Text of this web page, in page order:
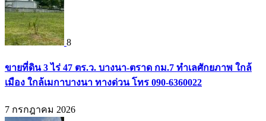
8
ขายที่ดิน 3 ไร่ 47 ตร.ว. บางนา-ตราด กม.7 ทำเลศักยภาพ ใกล้
เมือง ใกล้เมกาบางนา ทางด่วน โทร 090-6360022
7 กรกฎาคม 2026